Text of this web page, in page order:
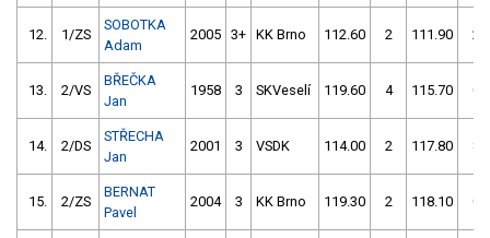
12. 1/ZS
SOBOTKA
Adam
2005 3+ KK Brno 112.60 2 111.90 2
13. 2/VS
BŘEČKA
Jan
1958 3 SKVeselí 119.60 4 115.70 0
14. 2/DS
STŘECHA
Jan
2001 3 VSDK 114.00 2 117.80 8
15. 2/ZS
BERNAT
Pavel
2004 3 KK Brno 119.30 2 118.10 0